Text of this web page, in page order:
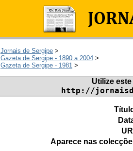
Jornais de Sergipe >
Gazeta de Sergipe - 1890 a 2004 >
Gazeta de Sergipe - 1981 >
Utilize
http://
Aparece nas